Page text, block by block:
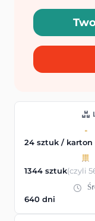
24 sztuk / karton
1344 sztuk(czyli
640 dni